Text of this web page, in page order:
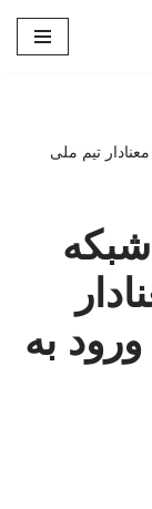
تیم ملی
شبکه
به